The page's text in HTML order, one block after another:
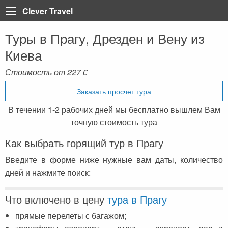
Back
Турция
Back
Мармарис
Кемер
Египет
Back
Хургада
Iberotel Costa Mares
Греция
Back
Санторини
Закинф (Закинтос)
Back
Ибица
Майорка
Италия
Back
Сардиния
Витербо
Франция
Back
Корсика
Back
Португалия
Back
Back
Катар
Бали
Back
Все статьи
Египет
Регистрация на рейс
Бали
Тенерифе
Пляжи
Back
Болгария
Греция
Доминикана
Египет
Занзибар
Испания
Back
Турция
Египет
Clever Travel
Туры в Прагу, Дрезден и Вену из
Киева
Стоимость от227€
Заказать просчет тура
В течении 1-2 рабочих дней мы бесплатно вышлем Вам
точную стоимость тура
Как выбрать горящий тур в Прагу
Введите в форме ниже нужные вам даты, количество
дней и нажмите поиск:
Что включено в цену тура в Прагу
прямые перелеты с багажом;